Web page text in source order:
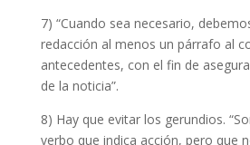
7) “Cuando sea necesario,
redacción al menos un párrafo al
antecedentes, con el fin de
de la noticia”.
8) Hay que evitar los gerundios.
verbo que indica acción, pero que